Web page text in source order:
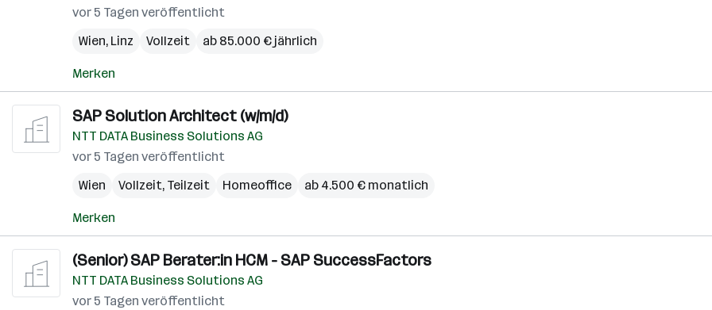
vor 5 Tagen veröffentlicht
Wien, Linz Vollzeit ab 85.000 € jährlich
Merken
SAP Solution Architect (w/m/d)
NTT DATA Business Solutions AG
vor 5 Tagen veröffentlicht
Wien
Vollzeit, Teilzeit Homeoffice ab 4.500 € monatlich
Merken
(Senior) SAP Berater:in HCM - SAP SuccessFactors
NTT DATA Business Solutions AG
vor 5 Tagen veröffentlicht